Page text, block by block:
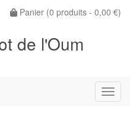
Panier (0 produits - 0,00 €)
de l'Oum
Menu